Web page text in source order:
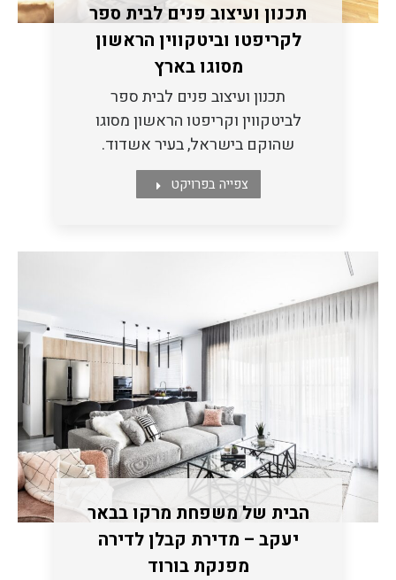
תכנון ועיצוב פנים לבית ספר
לקריפטו וביטקווין הראשון
מסוגו בארץ
תכנון ועיצוב פנים לבית ספר
לביטקווין וקריפטו הראשון מסוגו
שהוקם בישראל, בעיר אשדוד.
צפייה בפרויקט
הבית של משפחת מרקו בבאר
יעקב – מדירת קבלן לדירה
מפנקת בורוד